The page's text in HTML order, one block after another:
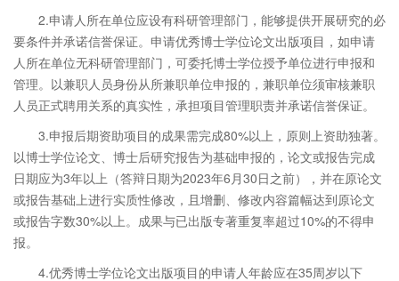
2.申请人所在单位应设有科研管理部门，能够提供开展研究的必
要条件并承诺信誉保证。申请优秀博士学位论文出版项目，如申请
人所在单位无科研管理部门，可委托博士学位授予单位进行申报和
管理。以兼职人员身份从所兼职单位申报的，兼职单位须审核兼职
人员正式聘用关系的真实性，承担项目管理职责并承诺信誉保证。
3.申报后期资助项目的成果需完成80%以上，原则上资助独著。
以博士学位论文、博士后研究报告为基础申报的，论文或报告完成
日期应为3年以上（答辩日期为2023年6月30日之前），并在原论文
或报告基础上进行实质性修改，且增删、修改内容篇幅达到原论文
或报告字数30%以上。成果与已出版专著重复率超过10%的不得申
报。
4.优秀博士学位论文出版项目的申请人年龄应在35周岁以下